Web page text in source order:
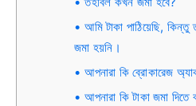
আমি টাকা পাঠিয়েছি, কিন্তু
জমা হয়নি।
আপনারা কি ব্রোকারেজ
আপনারা কি টাকা জমা